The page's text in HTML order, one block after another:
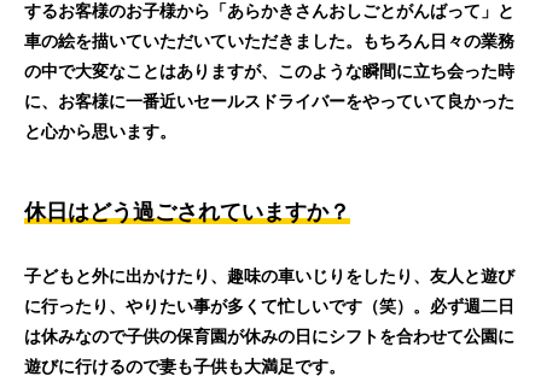
するお客様のお子様から「あらかきさんおしごとがんばって」と
車の絵を描いていただいていただきました。もちろん日々の業務
の中で大変なことはありますが、このような瞬間に立ち会った時
に、お客様に一番近いセールスドライバーをやっていて良かった
と心から思います。
休日はどう過ごされていますか？
子どもと外に出かけたり、趣味の車いじりをしたり、友人と遊び
に行ったり、やりたい事が多くて忙しいです（笑）。必ず週二日
は休みなので子供の保育園が休みの日にシフトを合わせて公園に
遊びに行けるので妻も子供も大満足です。